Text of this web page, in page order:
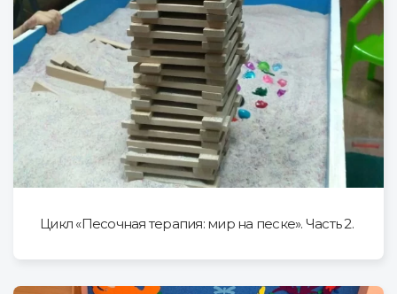
Цикл «Песочная терапия: мир на песке». Часть 2.